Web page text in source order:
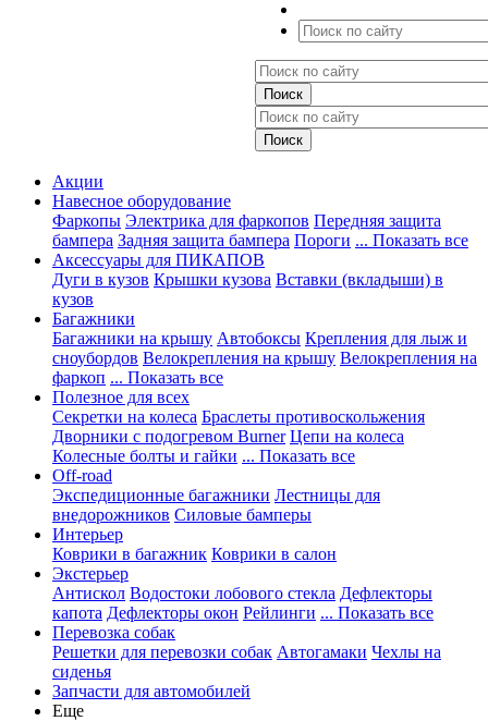
Акции
Навесное оборудование
Фаркопы Электрика для фаркопов Передняя защита
бампера Задняя защита бампера Пороги ... Показать все
Аксессуары для ПИКАПОВ
Дуги в кузов Крышки кузова Вставки (вкладыши) в
кузов
Багажники
Багажники на крышу Автобоксы Крепления для лыж и
сноубордов Велокрепления на крышу Велокрепления на
фаркоп ... Показать все
Полезное для всех
Секретки на колеса Браслеты противоскольжения
Дворники с подогревом Burner Цепи на колеса
Колесные болты и гайки ... Показать все
Off-road
Экспедиционные багажники Лестницы для
внедорожников Силовые бамперы
Интерьер
Коврики в багажник Коврики в салон
Экстерьер
Антискол Водостоки лобового стекла Дефлекторы
капота Дефлекторы окон Рейлинги ... Показать все
Перевозка собак
Решетки для перевозки собак Автогамаки Чехлы на
сиденья
Запчасти для автомобилей
Еще